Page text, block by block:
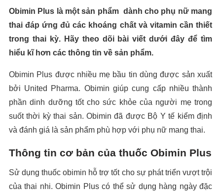
Obimin Plus là một sản phẩm dành cho phụ nữ mang
thai đáp ứng đủ các khoáng chất và vitamin cần thiết
trong thai kỳ. Hãy theo dõi bài viết dưới đây để tìm
hiểu kĩ hơn các thông tin về sản phẩm.
Obimin Plus được nhiều mẹ bầu tin dùng được sản xuất
bởi United Pharma. Obimin giúp cung cấp nhiều thành
phần dinh dưỡng tốt cho sức khỏe của người mẹ trong
suốt thời kỳ thai sản. Obimin đã được Bộ Y tế kiểm định
và đánh giá là sản phẩm phù hợp với phụ nữ mang thai.
Thông tin cơ bản của thuốc Obimin Plus
Sử dụng thuốc obimin hỗ trợ tốt cho sự phát triển vượt trội
của thai nhi. Obimin Plus có thể sử dụng hàng ngày đặc